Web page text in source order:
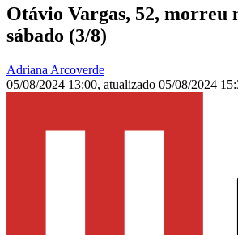
Otávio Vargas, 52, morreu
sábado (3/8)
Adriana Arcoverde
05/08/2024 13:00, atualizado 05/08/2024